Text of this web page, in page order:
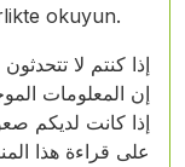
okuyun.
إذا كنتم لا
إن المعلومات
إذا كانت لديكم
على قراءة هذا